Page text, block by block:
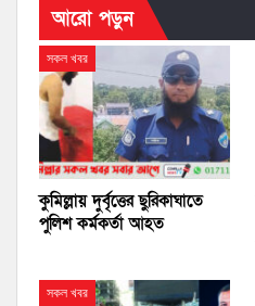
আরো পড়ুন
সকল খবর
কুমিল্লায় দুর্বৃত্তের ছুরিকাঘাতে
পুলিশ কর্মকর্তা আহত
সকল খবর